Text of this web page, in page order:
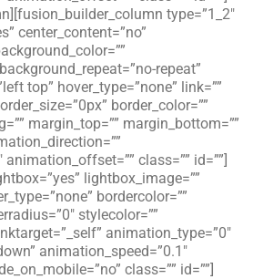
type=”1_2″
center_content=”no”
repeat”
top” hover_type=”none” link=””
border_color=””
margin_top=”” margin_bottom=””
class=”” id=””]
lightbox_image=””
bordercolor=””
stylecolor=””
animation_type=”0″
animation_speed=”0.1″
class=”” id=””]